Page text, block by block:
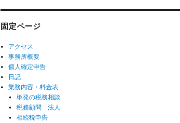
固定ページ
アクセス
事務所概要
個人確定申告
日記
業務内容・料金表
単発の税務相談
税務顧問 法人
相続税申告